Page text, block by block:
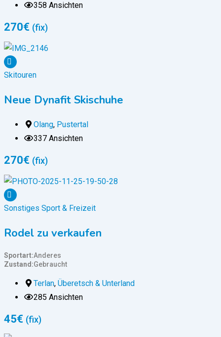
358 Ansichten
270€ (fix)
Skitouren
Neue Dynafit Skischuhe
Olang, Pustertal
337 Ansichten
270€ (fix)
Sonstiges Sport & Freizeit
Rodel zu verkaufen
Sportart Anderes
Zustand Gebraucht
Terlan, Überetsch & Unterland
285 Ansichten
45€ (fix)